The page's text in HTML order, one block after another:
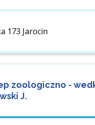
173 Jarocin
zoologiczno -
J.